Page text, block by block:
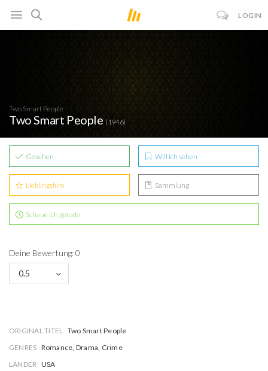
LOGIN
Two Smart People
Two Smart People (1946)
Gesehen Will ich sehen
Lieblingsfilm Sammlung
Schaue ich gerade
Deine Bewertung: 0
0.5
ORIGINAL TITEL Two Smart People
GENRES Romance, Drama, Crime
LÄNDER USA